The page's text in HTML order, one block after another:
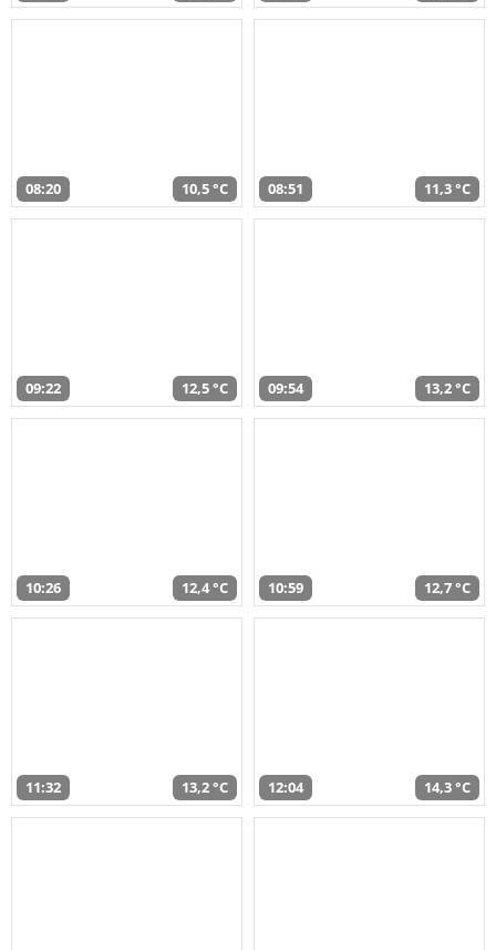
08:20 10,5 °C 08:51 11,3 °C
09:22 12,5 °C 09:54 13,2 °C
10:26 12,4 °C 10:59 12,7 °C
11:32 13,2 °C 12:04 14,3 °C